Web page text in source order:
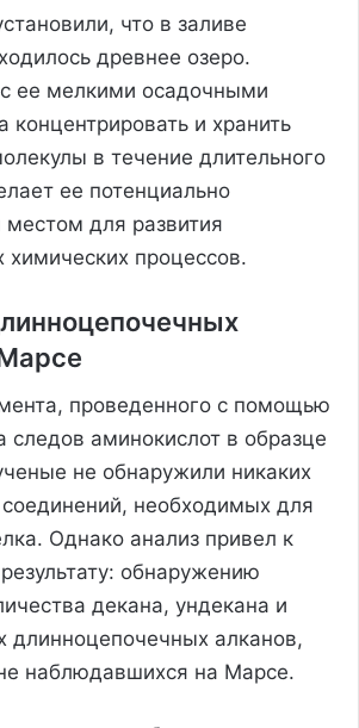
что в заливе
древнее озеро.
ее мелкими осадочными
концентрировать и хранить
в течение длительного
ее потенциально
для развития
химических процессов.
проведенного с помощью
следов аминокислот в образце
не обнаружили никаких
соединений, необходимых для
Однако анализ привел к
обнаружению
декана, ундекана и
длинноцепочечных алканов,
наблюдавшихся на Марсе.